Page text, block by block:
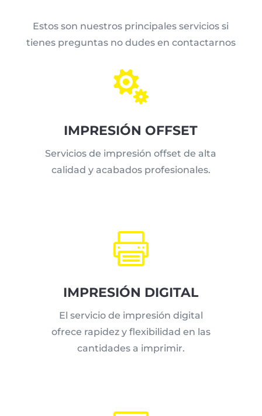
Estos son nuestros principales servicios si
tienes preguntas no dudes en contactarnos

IMPRESIÓN OFFSET
Servicios de impresión offset de alta
calidad y acabados profesionales.

IMPRESIÓN DIGITAL
El servicio de impresión digital
ofrece rapidez y flexibilidad en las
cantidades a imprimir.